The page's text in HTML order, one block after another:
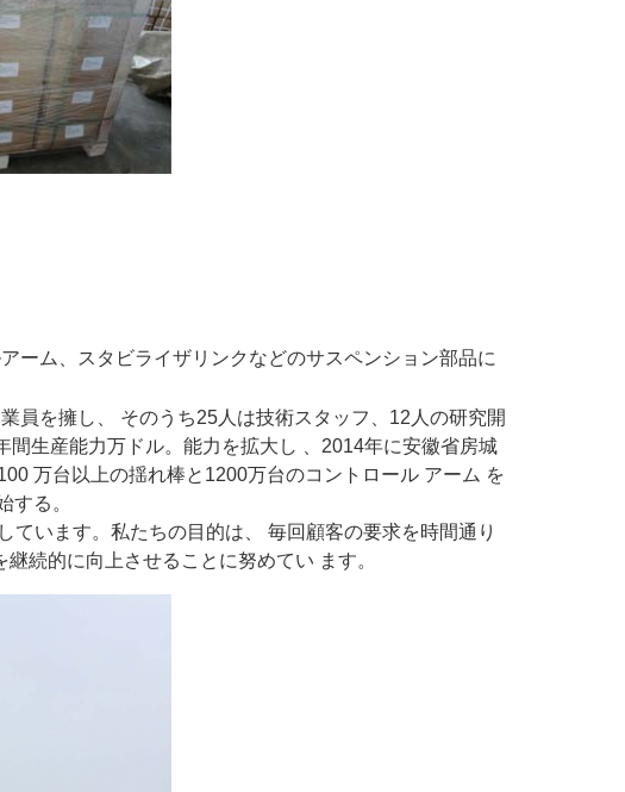
ーム、スタビライザリンクなどのサスペンション部品に
員を擁し、
そのうち25人は技術スタッフ、12人の研究開
間生産能力万ドル。能力を拡大し
、2014年に安徽省房城
万台以上の揺れ棒と1200万台のコントロール アーム を
する。
います。私たちの目的は、
毎回顧客の要求を時間通り
継続的に向上させることに努めてい ます。